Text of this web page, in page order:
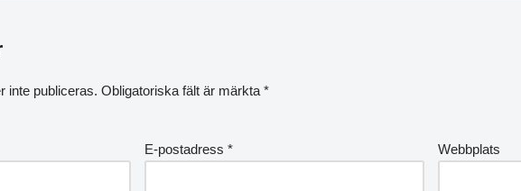
inte publiceras. Obligatoriska fält är märkta *
E-postadress * Webbplats